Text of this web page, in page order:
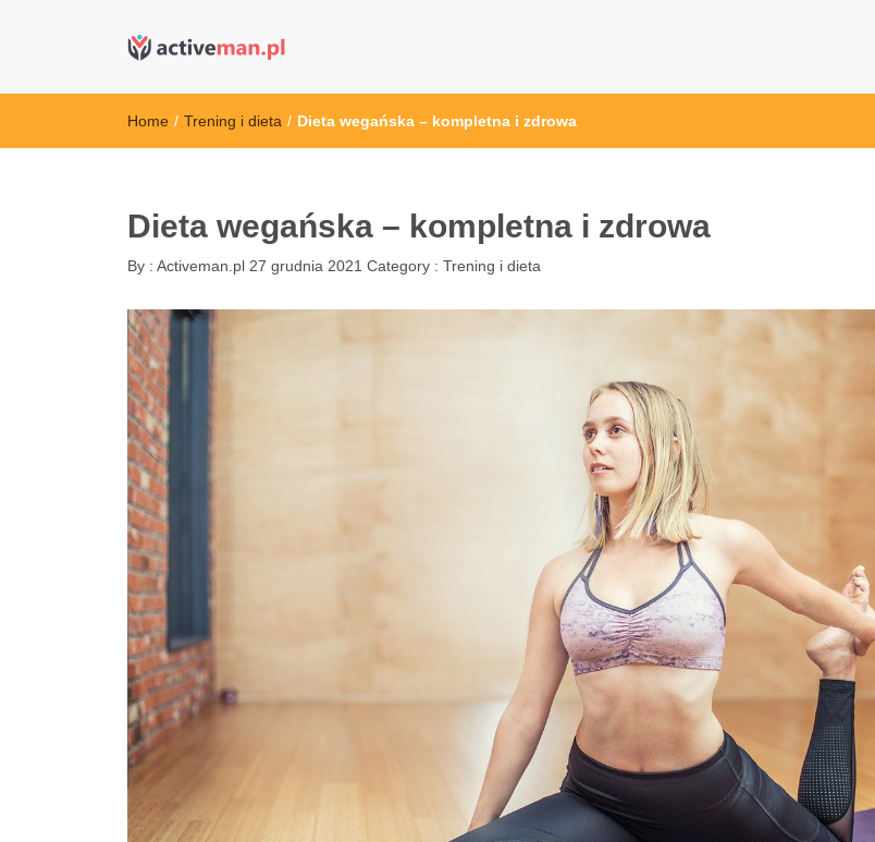
kettler serwis, sklep fitness, crossfit, rowery, sklep ze sprzętem sportowym
Home / Trening i dieta / Dieta wegańska – kompletna i zdrowa
Dieta wegańska – kompletna i zdrowa
By : Activeman.pl 27 grudnia 2021 Category : Trening i dieta